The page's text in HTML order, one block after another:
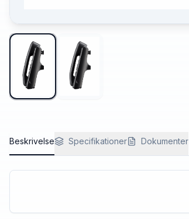
Beskrivelse Specifikationer Dokumenter